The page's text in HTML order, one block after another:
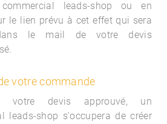
leads-shop ou en
le lien prévu à cet effet qui sera
le mail de votre devis
votre commande
votre devis approuvé, un
leads-shop s'occupera de créer